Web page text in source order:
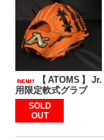
【ATOMS】Jr.
用限定軟式グラブ
SOLD
OUT